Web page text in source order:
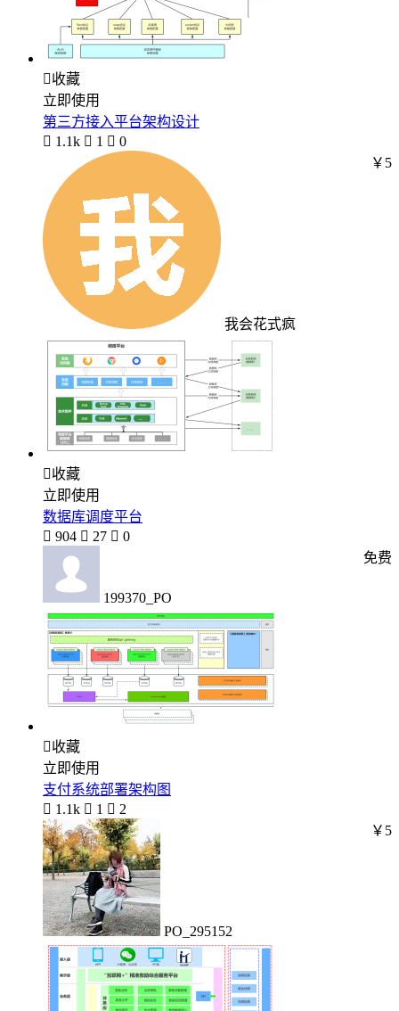
收藏
立即使用
第三方接入平台架构设计
 1.1k  1  0
我会花式疯
￥5
收藏
立即使用
数据库调度平台
 904  27  0
199370_PO
免费
收藏
立即使用
支付系统部署架构图
 1.1k  1  2
PO_295152
￥5